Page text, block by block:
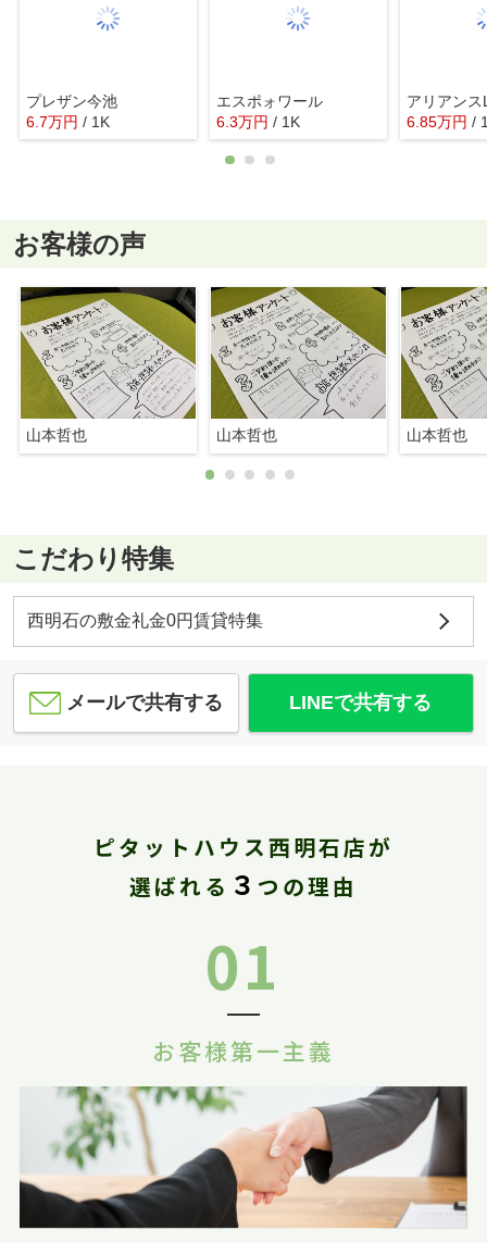
プレザン今池
6.7万円 / 1K
エスポォワール
6.3万円 / 1K
アリアンス
6.85万円 /
お客様の声
山本哲也 山本哲也 山本哲也
こだわり特集
西明石の敷金礼金0円賃貸特集
メールで共有する LINEで共有する
ピタットハウス西明石店が
選ばれる ３ つの理由
01
お客様第一主義